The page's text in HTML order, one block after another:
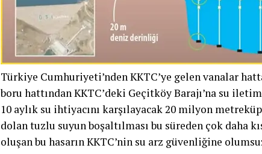
Türkiye Cumhuriyeti’nden KKTC’ye gelen vanalar
boru hattından KKTC’deki Geçitköy Barajı’na su
10 aylık su ihtiyacını karşılayacak 20 milyon
dolan tuzlu suyun boşaltılması bu süreden çok daha
oluşan bu hasarın KKTC’nin su arz güvenliğine